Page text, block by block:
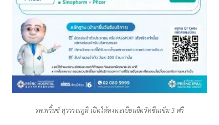
รพ.พริ้นซ์ สุวรรณภูมิ เปิดให้ลงทะเบียนฉีดวัคซีนเข็ม 3 ฟรี